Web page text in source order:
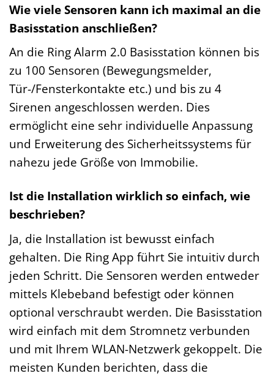
Wie viele Sensoren kann ich maximal an die
Basisstation anschließen?
An die Ring Alarm 2.0 Basisstation können bis
zu 100 Sensoren (Bewegungsmelder,
Tür-/Fensterkontakte etc.) und bis zu 4
Sirenen angeschlossen werden. Dies
ermöglicht eine sehr individuelle Anpassung
und Erweiterung des Sicherheitssystems für
nahezu jede Größe von Immobilie.
Ist die Installation wirklich so einfach, wie
beschrieben?
Ja, die Installation ist bewusst einfach
gehalten. Die Ring App führt Sie intuitiv durch
jeden Schritt. Die Sensoren werden entweder
mittels Klebeband befestigt oder können
optional verschraubt werden. Die Basisstation
wird einfach mit dem Stromnetz verbunden
und mit Ihrem WLAN-Netzwerk gekoppelt. Die
meisten Kunden berichten, dass die